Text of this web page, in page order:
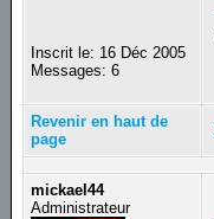
Inscrit le: 16 Déc 2005
Messages: 6
Revenir en haut de
page
mickael44
Administrateur